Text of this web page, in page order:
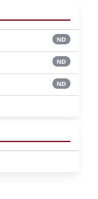
ND
ND
ND